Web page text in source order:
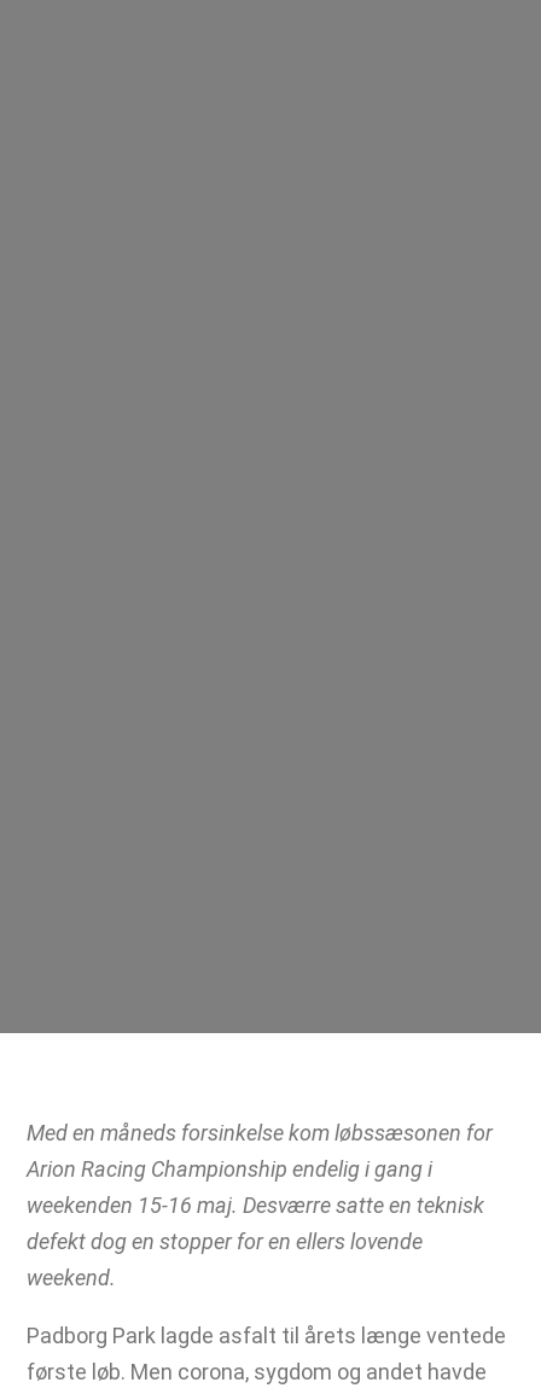
Med en måneds forsinkelse kom løbssæsonen for
Arion Racing Championship endelig i gang i
weekenden 15-16 maj. Desværre satte en teknisk
defekt dog en stopper for en ellers lovende
weekend.
Padborg Park lagde asfalt til årets længe ventede
første løb. Men corona, sygdom og andet havde